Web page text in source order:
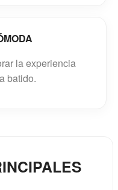
la experiencia
batido.